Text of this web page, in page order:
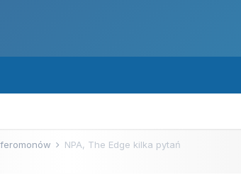
NPA, The Edge kilka pytań